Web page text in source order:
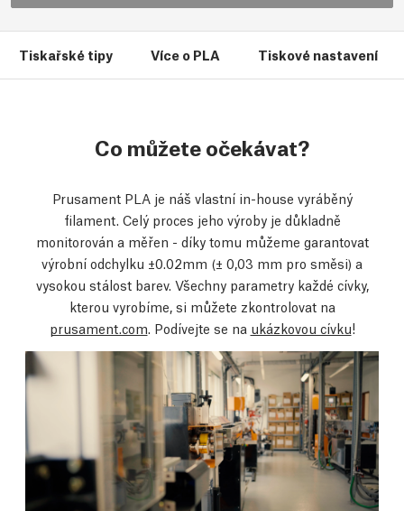
Tiskařské tipy Více o PLA Tiskové nastavení
Co můžete očekávat?
Prusament PLA je náš vlastní in-house vyráběný
filament. Celý proces jeho výroby je důkladně
monitorován a měřen - díky tomu můžeme garantovat
výrobní odchylku ±0.02mm (± 0,03 mm pro směsi) a
vysokou stálost barev. Všechny parametry každé cívky,
kterou vyrobíme, si můžete zkontrolovat na
prusament.com. Podívejte se na ukázkovou cívku!